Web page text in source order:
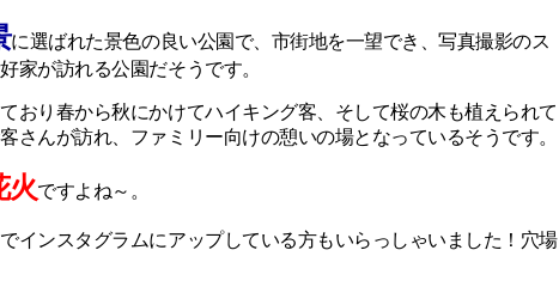
に選ばれた景色の良い公園で、市街地を一望でき、写真撮影のス
家が訪れる公園だそうです。
おり春から秋にかけてハイキング客、そして桜の木も植えられて
さんが訪れ、ファミリー向けの憩いの場となっているそうです。
火ですよね～。
インスタグラムにアップしている方もいらっしゃいました！穴場